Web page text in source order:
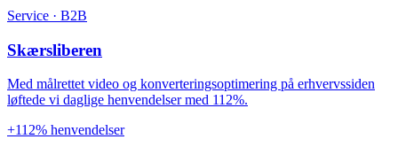
Service · B2B
Skærsliberen
Med målrettet video og konverteringsoptimering på erhvervssiden
løftede vi daglige henvendelser med 112%.
+112% henvendelser